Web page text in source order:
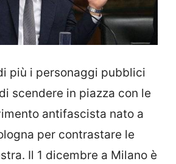
più i personaggi pubblici
scendere in piazza con le
antifascista nato a
per contrastare le
Il 1 dicembre a Milano è